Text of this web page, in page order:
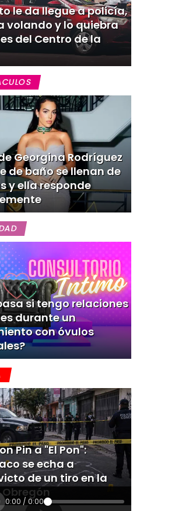
le da llegue a policía,
volando y lo quiebra
del Centro de la
Georgina Rodríguez
de baño se llenan de
y ella responde
si tengo relaciones
durante un
con óvulos
Pin a "El Pon":
se echa a
de un tiro en la
0:00 / 0:00